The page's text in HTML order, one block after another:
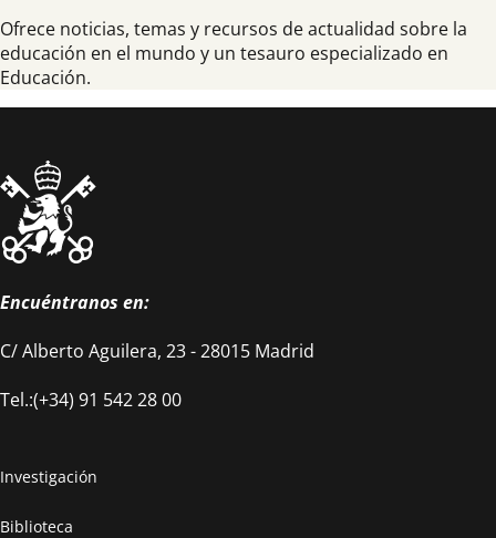
Ofrece noticias, temas y recursos de actualidad sobre la
educación en el mundo y un tesauro especializado en
Educación.
Encuéntranos en:
C/ Alberto Aguilera, 23 - 28015 Madrid
Tel.:(+34) 91 542 28 00
Investigación
Biblioteca